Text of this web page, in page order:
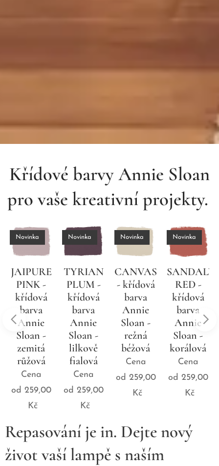
Křídové barvy Annie Sloan
pro vaše kreativní projekty.
TYRIAN
PLUM -
křídová
barva
Annie
Sloan -
lilkově
fialová
Novinka
Cena
od 259,00
Kč
CANVAS
- křídová
barva
Annie
Sloan -
režná
béžová
Novinka
Cena
od259,00
Kč
SANDALWOOD
RED -
křídová
barva
Annie
Sloan -
korálová
Novinka
Cena
od 259,00
Kč
Vzorník
křídových
barev
Annie
Sloan
Chalk
Paint™
30,00Kč
Repasování je in. Dejte nový
život vaší lampě s naším